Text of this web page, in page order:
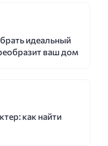
идеальный
ваш дом
как найти